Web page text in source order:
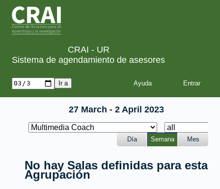
CRAI - UR
Sistema de agendamiento de asesores
Ayuda
27 March - 2 April 2023
Día Semana Mes
No hay Salas definidas para esta
Agrupación